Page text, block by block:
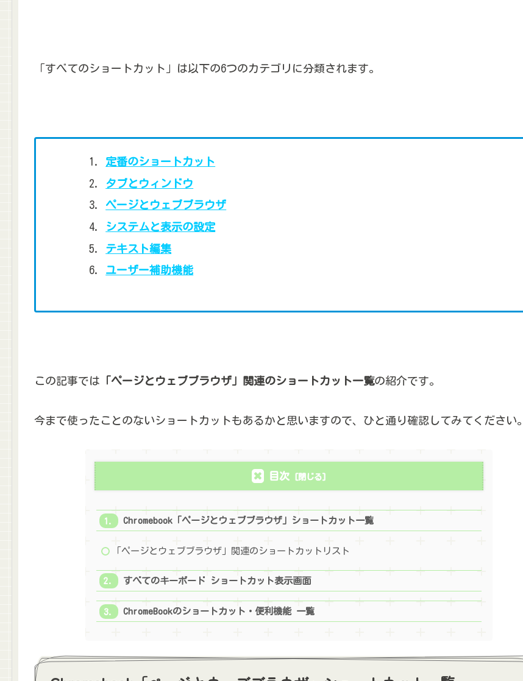
「すべてのショートカット」は以下の6つのカテゴリに分類されます。
定番のショートカット
タブとウィンドウ
ページとウェブブラウザ
システムと表示の設定
テキスト編集
ユーザー補助機能
この記事では 「ページとウェブブラウザ」関連のショートカット一覧の紹介です。
今まで使ったことのないショートカットもあるかと思いますので、ひと通り確認してみてください。
目次
Chromebook「ページとウェブブラウザ」ショートカット一覧
「ページとウェブブラウザ」関連のショートカットリスト
すべてのキーボード ショートカット表示画面
ChromeBookのショートカット・便利機能 一覧